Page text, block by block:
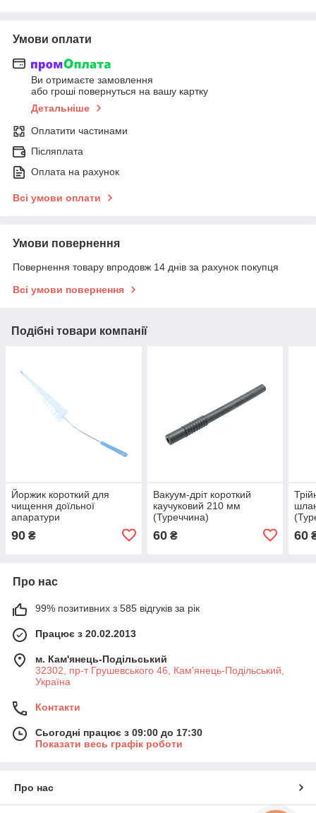
Умови оплати
Ви отримаєте замовлення
або гроші повернуться на вашу картку
Детальніше
Оплатити частинами
Післяплата
Оплата на рахунок
Всі умови оплати
Умови повернення
Повернення товару впродовж 14 днів за рахунок покупця
Всі умови повернення
Подібні товари компанії
Йоржик короткий для
чищення доїльної
апаратури
90 ₴
Вакуум-дріт короткий
каучуковий 210 мм
(Туреччина)
60₴ 60
Про нас
99% позитивних з 585 відгуків за рік
Працює з 20.02.2013
м. Кам'янець-Подільський
32302, пр-т Грушевського 46, Кам'янець-Подільський,
Україна
Контакти
Сьогодні працює з 09:00 до 17:30
Показати весь графік роботи
Про нас